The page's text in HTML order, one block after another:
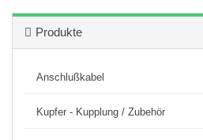
Produkte
Anschlußkabel
Kupfer - Kupplung / Zubehör